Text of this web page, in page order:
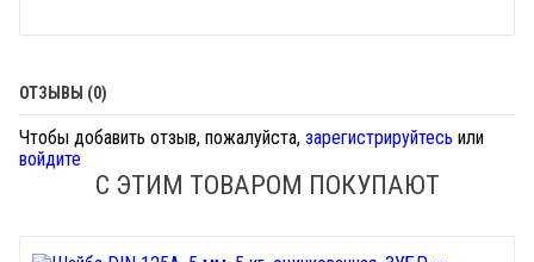
ОТЗЫВЫ (0)
Чтобы добавить отзыв, пожалуйста, зарегистрируйтесь или
войдите
С ЭТИМ ТОВАРОМ ПОКУПАЮТ